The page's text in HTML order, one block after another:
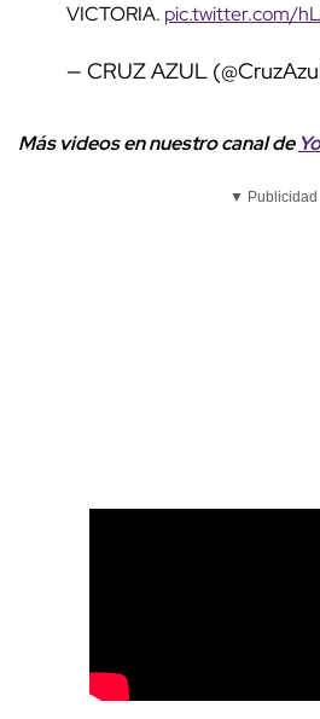
VICTORIA. pic.twitter.com/
— CRUZ AZUL
Más videosen nuestro canal de
▼ Publicidad